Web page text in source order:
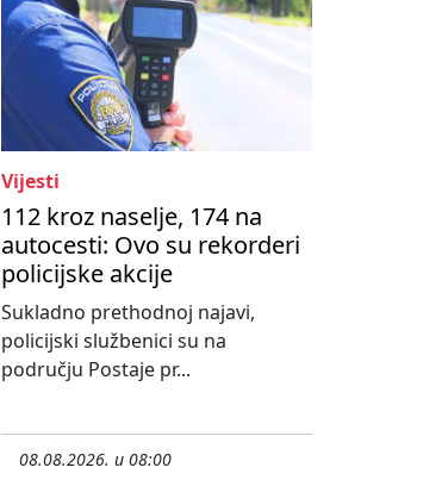
Vijesti
112 kroz naselje, 174 na
autocesti: Ovo su rekorderi
policijske akcije
Sukladno prethodnoj najavi,
policijski službenici su na
području Postaje pr...
08.08.2026. u 08:00